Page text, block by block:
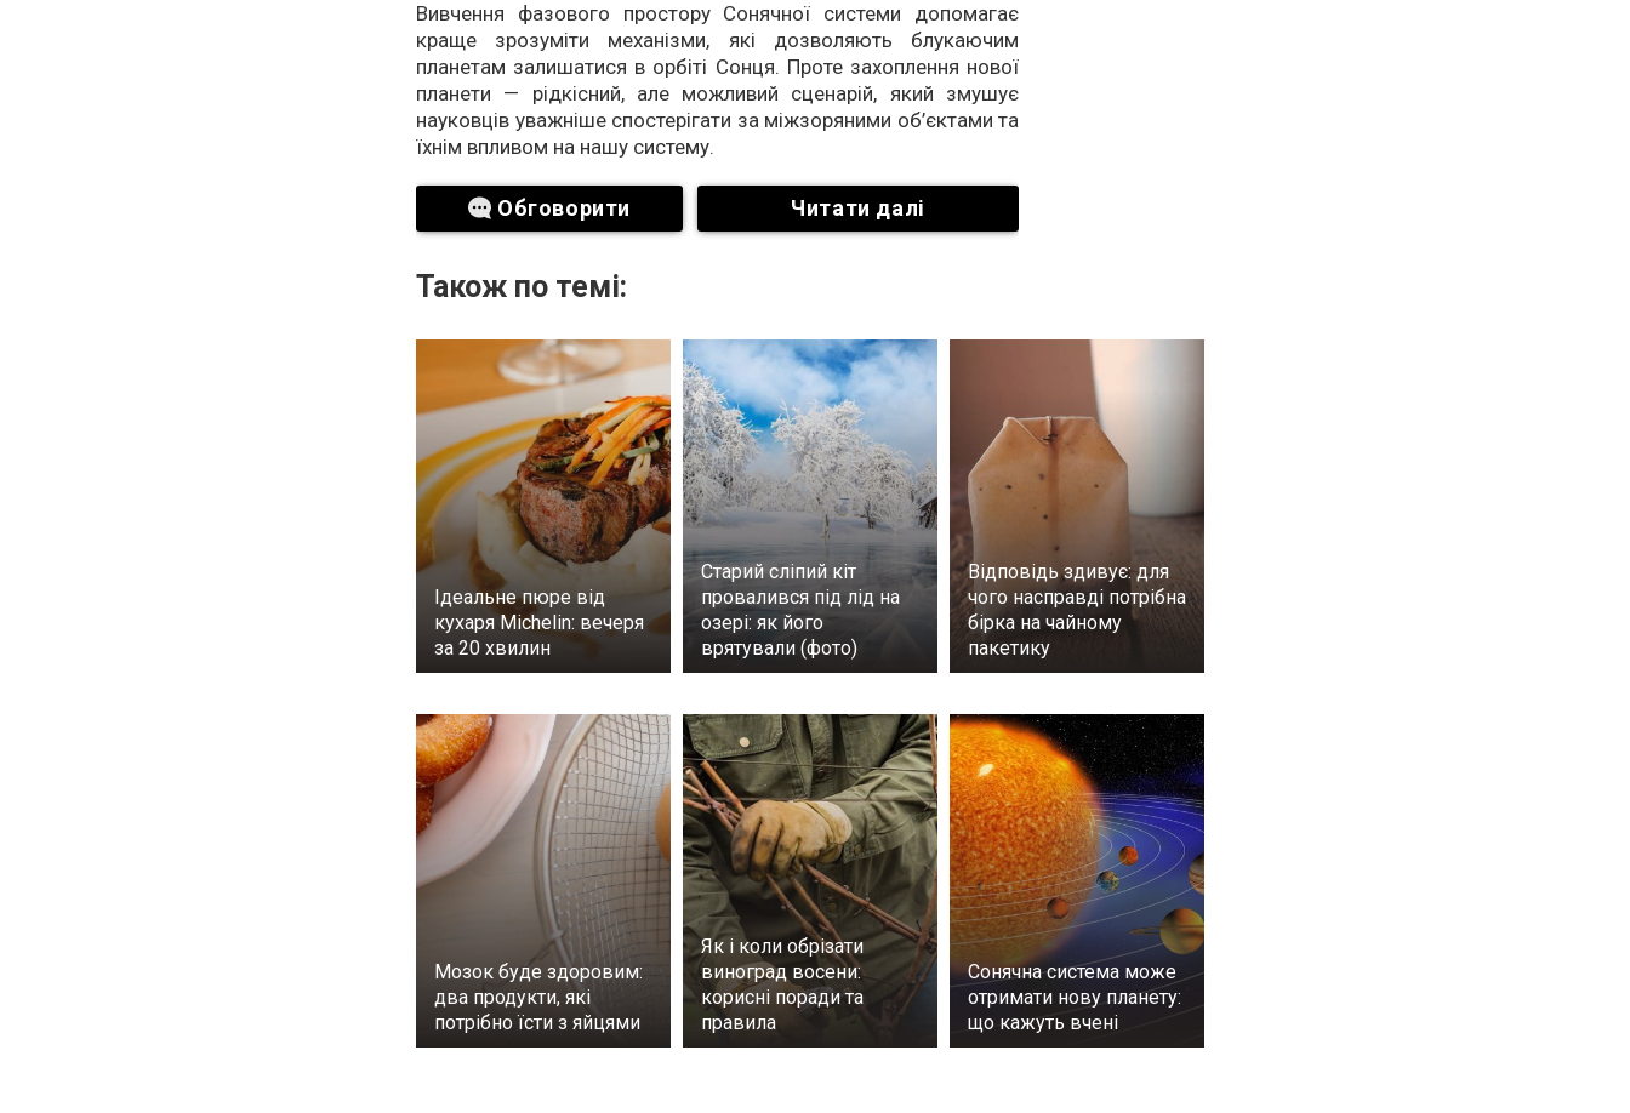
Вивчення фазового простору Сонячної системи допомагає
краще зрозуміти механізми, які дозволяють блукаючим
планетам залишатися в орбіті Сонця. Проте захоплення нової
планети — рідкісний, але можливий сценарій, який змушує
науковців уважніше спостерігати за міжзоряними об’єктами та
їхнім впливом на нашу систему.
Обговорити Читати далі
Також по темі:
Ідеальне пюре від
кухаря Michelin: вечеря
за 20 хвилин
Старий сліпий кіт
провалився під лід на
озері: як його
врятували (фото)
Відповідь здивує: для
чого насправді потрібна
бірка на чайному
пакетику
Мозок буде здоровим:
два продукти, які
потрібно їсти з яйцями
Як і коли обрізати
виноград восени:
корисні поради та
правила
Сонячна система може
отримати нову планету:
що кажуть вчені